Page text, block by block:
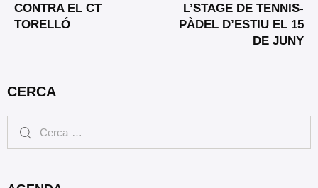
CONTRA EL CT
TORELLÓ
L’STAGE DE TENNIS-
PÀDEL D’ESTIU EL 15
DE JUNY
CERCA